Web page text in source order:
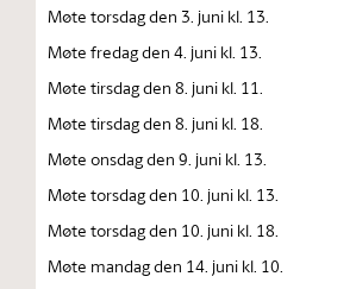
Møte torsdag den 3. juni kl. 13.
Møte fredag den 4. juni kl. 13.
Møte tirsdag den 8. juni kl. 11.
Møte tirsdag den 8. juni kl. 18.
Møte onsdag den 9. juni kl. 13.
Møte torsdag den 10. juni kl. 13.
Møte torsdag den 10. juni kl. 18.
Møte mandag den 14. juni kl. 10.